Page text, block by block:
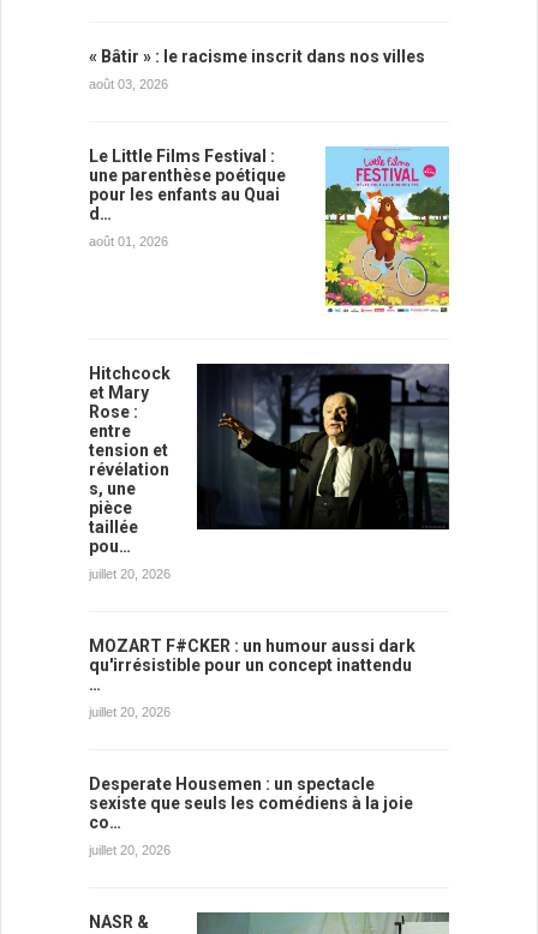
« Bâtir » : le racisme inscrit dans nos villes
août 03, 2026
Le Little Films Festival :
une parenthèse poétique
pour les enfants au Quai
d…
août 01, 2026
Hitchcock
et Mary
Rose :
entre
tension et
révélation
s, une
pièce
taillée
pou…
juillet 20, 2026
MOZART F#CKER : un humour aussi dark
qu'irrésistible pour un concept inattendu
…
juillet 20, 2026
Desperate Housemen : un spectacle
sexiste que seuls les comédiens à la joie
co…
juillet 20, 2026
NASR &